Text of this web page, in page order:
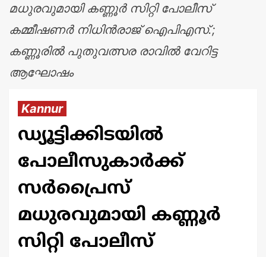
മധുരവുമായി കണ്ണൂർ സിറ്റി പോലീസ്
കമ്മീഷണർ നിധിൻരാജ് ഐപിഎസ്.;
കണ്ണൂരിൽ പുതുവത്സര രാവിൽ വേറിട്ട
ആഘോഷം
Kannur
ഡ്യൂട്ടിക്കിടയിൽ
പോലീസുകാർക്ക്
സർപ്രൈസ്
മധുരവുമായി കണ്ണൂർ
സിറ്റി പോലീസ്